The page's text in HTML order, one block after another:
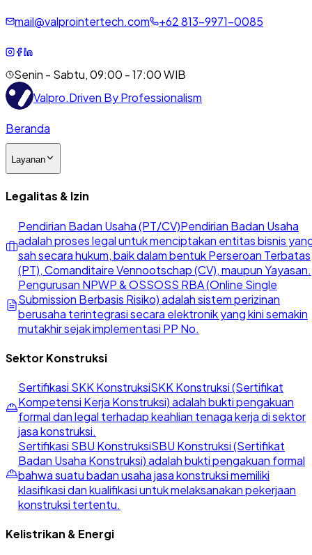
mail@valprointertech.com +62813-9971-0085
Senin - Sabtu, 09:00 - 17:00 WIB
Valpro.Driven By Professionalism
Beranda
Layanan
Legalitas & Izin
Pendirian Badan Usaha (PT/CV)Pendirian Badan Usaha
adalah proses legal untuk menciptakan entitas bisnis
sah secara hukum, baik dalam bentuk Perseroan Terbatas
(PT), Comanditaire Vennootschap (CV), maupun Yayasan.
Pengurusan NPWP & OSSOSS RBA (Online Single
Submission Berbasis Risiko) adalah sistem perizinan
berusaha terintegrasi secara elektronik yang kini semakin
mutakhir sejak implementasi PP No.
Sektor Konstruksi
Sertifikasi SKK KonstruksiSKK Konstruksi (Sertifikat
Kompetensi Kerja Konstruksi) adalah bukti pengakuan
formal dan legal terhadap keahlian tenaga kerja di sektor
jasa konstruksi.
Sertifikasi SBU KonstruksiSBU Konstruksi (Sertifikat
Badan Usaha Konstruksi) adalah bukti pengakuan formal
bahwa suatu badan usaha jasa konstruksi memiliki
klasifikasi dan kualifikasi untuk melaksanakan pekerjaan
konstruksi tertentu.
Kelistrikan & Energi